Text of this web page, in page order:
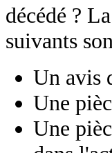
décédé ?
suivants
Un avis
Une
Une